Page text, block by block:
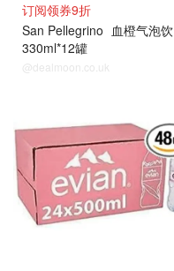
订阅领券9折
San Pellegrino 血橙气泡饮
330ml*12罐
@dealmoon.co.uk